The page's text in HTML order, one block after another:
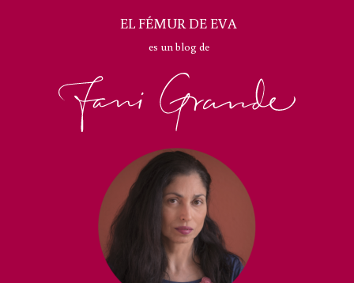
EL FÉMUR DE EVA
es un blog de